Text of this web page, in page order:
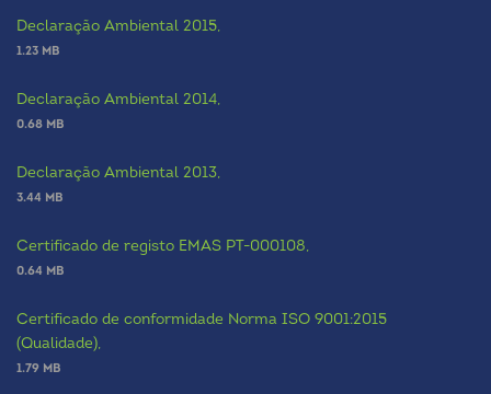
Declaração Ambiental 2015,
1.23 MB
Declaração Ambiental 2014,
0.68 MB
Declaração Ambiental 2013,
3.44 MB
Certificado de registo EMAS PT-000108,
0.64 MB
Certificado de conformidade Norma ISO 9001:2015
(Qualidade),
1.79 MB